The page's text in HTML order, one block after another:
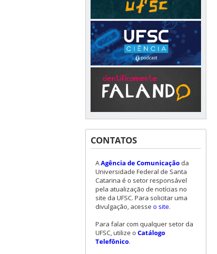
CONTATOS
AAgência de Comunicaçãoda
Universidade Federal de Santa
Catarina é o setor responsável
pela atualização de notícias no
site da UFSC. Para solicitar uma
divulgação, acesse o site.
Para falar com qualquer setor da
UFSC, utilize o Catálogo
Telefônico.